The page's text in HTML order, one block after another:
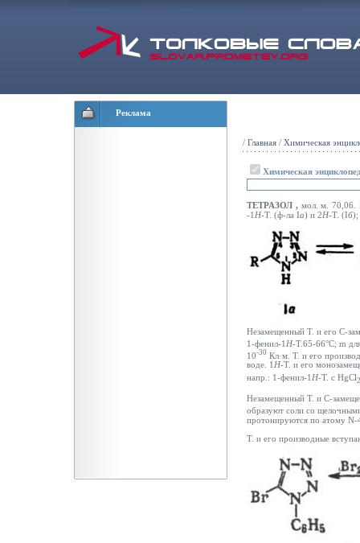
Реклама
/ Главная / Химическая
Химическая
ТЕТРАЗОЛ , мол. м. 70,06.
-1 H-Т. (ф-ла Ia) и 2H-Т. (Iб);
Незамещенный Т. и его С-
1-фенил-1 H-Т.65-66°С; m
10-30 Кл·м. Т. и его
воде. 1 H-Т. и его
напр.: 1-фенил-1 H-Т. с HgCl2
Незамещенный Т. и С-
образуют соли со
протонируются по атому N-
Т. и его производные